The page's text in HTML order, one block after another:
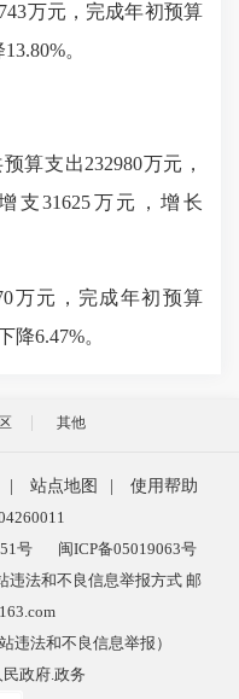
万元，完成年初预算
。
支出232980万元，
支31625万元，增长
元，完成年初预算
降6.47%。
其他
站点地图
使用帮助
号
闽ICP备05019063号
违法和不良信息举报方式 邮
违法和不良信息举报）
政府.政务